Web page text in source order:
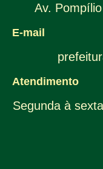
Av.
E-mail
Atendimento
Segunda à